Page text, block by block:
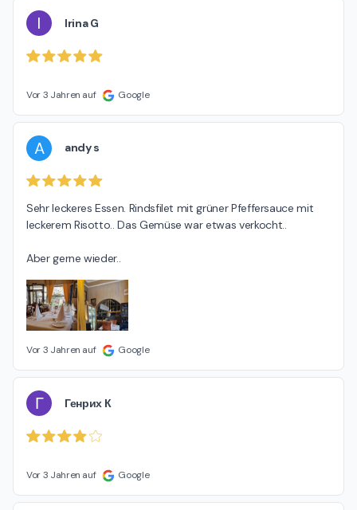
I Irina G
Vor 3 Jahren auf Google
A andy s
Sehr leckeres Essen. Rindsfilet mit grüner Pfeffersauce mit
leckerem Risotto.. Das Gemüse war etwas verkocht..
Aber gerne wieder..
Vor 3 Jahren auf Google
Г Генрих К
Vor 3 Jahren auf Google